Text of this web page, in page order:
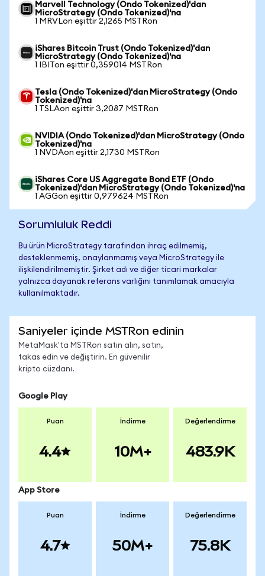
Marvell Technology (Ondo Tokenized)'dan
MicroStrategy (Ondo Tokenized)'na
1 MRVLon eşittir 2,1265 MSTRon
iShares Bitcoin Trust (Ondo Tokenized)'dan
MicroStrategy (Ondo Tokenized)'na
1 IBITon eşittir 0,359014 MSTRon
Tesla (Ondo Tokenized)'dan MicroStrategy (Ondo
Tokenized)'na
1 TSLAon eşittir 3,2087 MSTRon
NVIDIA (Ondo Tokenized)'dan MicroStrategy (Ondo
Tokenized)'na
1 NVDAon eşittir 2,1730 MSTRon
iShares Core US Aggregate Bond ETF (Ondo
Tokenized)'dan MicroStrategy (Ondo Tokenized)'na
1 AGGon eşittir 0,979624 MSTRon
Sorumluluk Reddi
Bu ürün MicroStrategy tarafından ihraç edilmemiş,
desteklenmemiş, onaylanmamış veya MicroStrategy ile
ilişkilendirilmemiştir. Şirket adı ve diğer ticari markalar
yalnızca dayanak referans varlığını tanımlamak amacıyla
kullanılmaktadır.
Saniyeler içinde MSTRon edinin
MetaMask'ta MSTRon satın alın, satın,
takas edin ve değiştirin. En güvenilir
kripto cüzdanı.
Google Play
Puan
4.4
İndirme
10M+
Değerlendirme
483.9K
App Store
Puan
4.7
İndirme
50M+
Değerlendirme
75.8K